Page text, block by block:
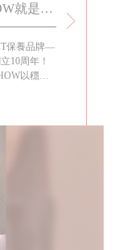
就是給
保養品牌—
10周年！
以穩定
年代言至